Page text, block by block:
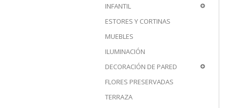
INFANTIL
ESTORES Y CORTINAS
MUEBLES
ILUMINACIÓN
DECORACIÓN DE PARED
FLORES PRESERVADAS
TERRAZA